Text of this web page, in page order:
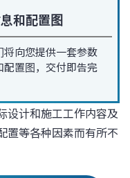
和配置图
向您提供一套参数
置图，交付即告完
设计和施工工作内容及
置等各种因素而有所不